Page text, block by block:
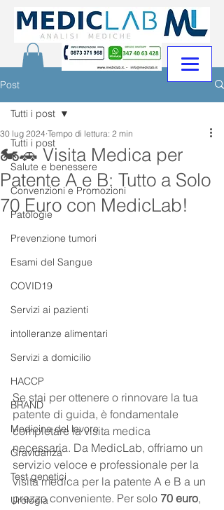
Post
Tutti i post
Salute e benessere
Convenzioni e Promozioni
Patologie
Prevenzione tumori
Esami del Sangue
COVID19
Servizi ai pazienti
intolleranze alimentari
Servizi a domicilio
HACCP
BRAND
Medicina del lavoro
Gravidanza
Test genetici
Urologia
Tutti i post
🏍️🚗 Visita Medica per
Patente A e B: Tutto a Solo
70 Euro con MedicLab!
30 lug 2024 Tempo di lettura: 2 min
Se stai per ottenere o rinnovare la tua
patente di guida, è fondamentale
completare la visita medica
necessaria. Da MedicLab, offriamo un
servizio veloce e professionale per la
visita medica per la patente A e B a un
prezzo conveniente. Per solo 70 euro,